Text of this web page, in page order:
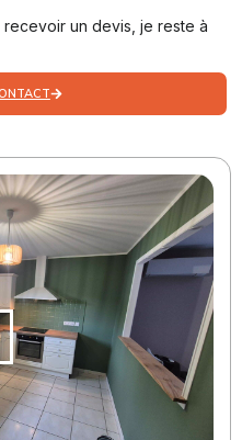
un devis, je reste à